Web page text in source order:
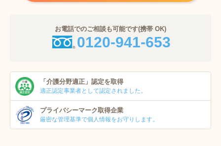
お電話でのご相談も可能です(携帯 OK)
0120-941-653
「介護分野適正」 認定を取得
適正認定事業者として認定されました。
プライバシーマーク取得企業
厳密な管理基準で個人情報をお守りします。